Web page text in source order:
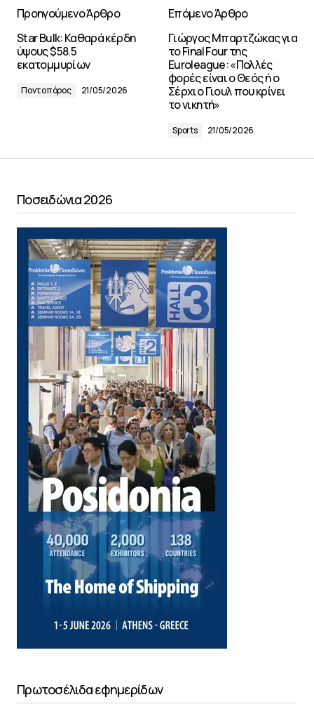
Προηγούμενο Άρθρο
Star Bulk: Καθαρά κέρδη
ύψους $58.5
εκατομμυρίων
Ποντοπόρος 21/05/2026
Επόμενο Άρθρο
Γιώργος Μπαρτζώκας για
το Final Four της
Euroleague: «Πολλές
φορές είναι ο Θεός ή ο
Σέρχιο Γιουλ που κρίνει
το νικητή»
Sports 21/05/2026
Ποσειδώνια 2026
Πρωτοσέλιδα εφημερίδων